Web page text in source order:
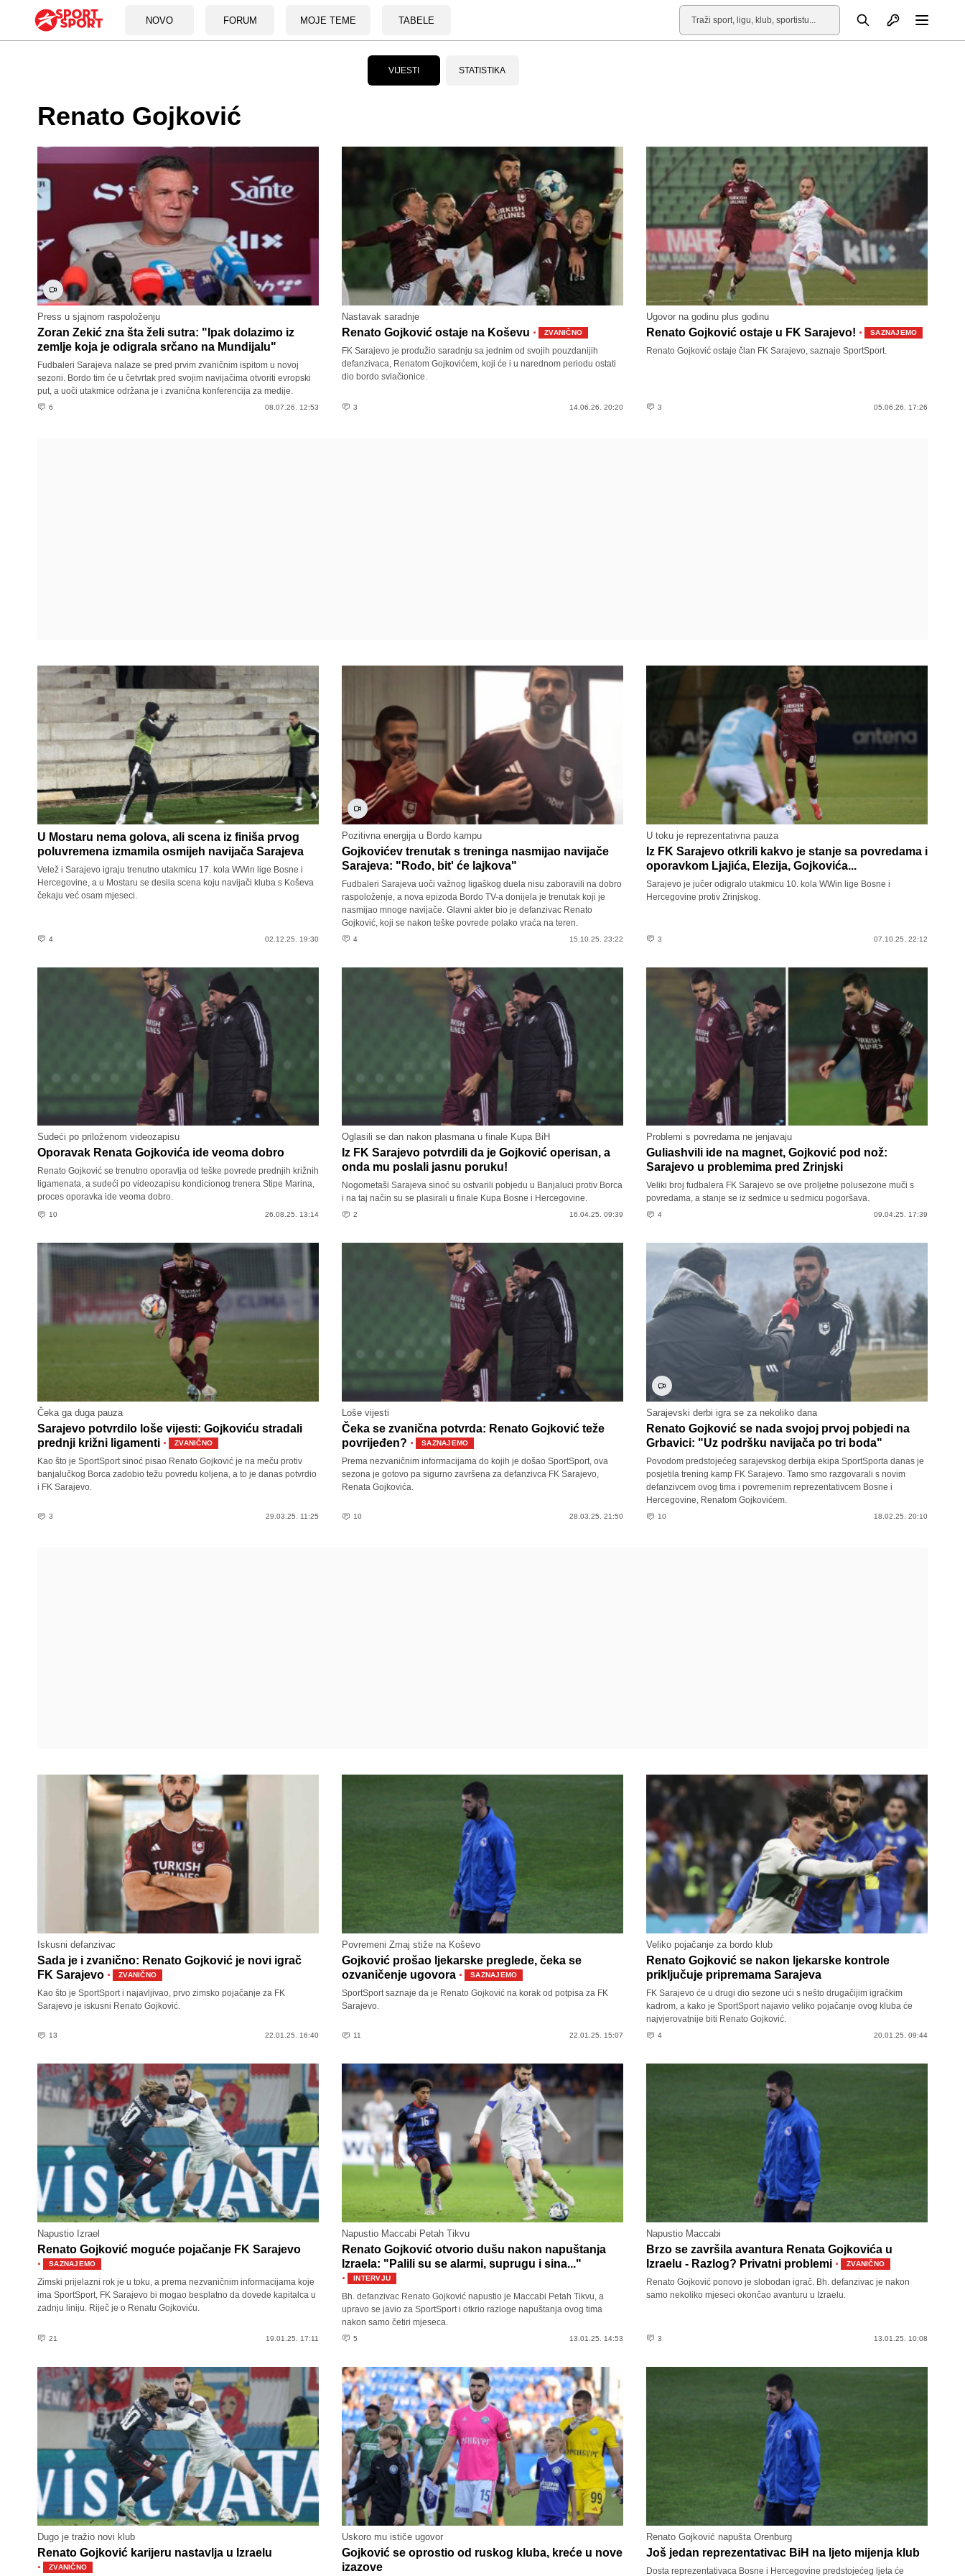
NOVO FORUM MOJE TEME TABELE
Pretraga Otvori profil
VIJESTI STATISTIKA
Renato Gojković
Press u sjajnom raspoloženju
Zoran Zekić zna šta želi sutra: "Ipak dolazimo iz
zemlje koja je odigrala srčano na Mundijalu"
Fudbaleri Sarajeva nalaze se pred prvim zvaničnim ispitom u novoj
sezoni. Bordo tim će u četvrtak pred svojim navijačima otvoriti evropski
put, a uoči utakmice održana je i zvanična konferencija za medije.
6 08.07.26. 12:53
Nastavak saradnje
Renato Gojković ostaje na Koševu · ZVANIČNO
FK Sarajevo je produžio saradnju sa jednim od svojih pouzdanijih
defanzivaca, Renatom Gojkovićem, koji će i u narednom periodu ostati
dio bordo svlačionice.
3 14.06.26. 20:20
Ugovor na godinu plus godinu
Renato Gojković ostaje u FK Sarajevo! · SAZNAJEMO
Renato Gojković ostaje član FK Sarajevo, saznaje SportSport.
3 05.06.26. 17:26
U Mostaru nema golova, ali scena iz finiša prvog
poluvremena izmamila osmijeh navijača Sarajeva
Velež i Sarajevo igraju trenutno utakmicu 17. kola WWin lige Bosne i
Hercegovine, a u Mostaru se desila scena koju navijači kluba s Koševa
čekaju već osam mjeseci.
4 02.12.25. 19:30
Pozitivna energija u Bordo kampu
Gojkovićev trenutak s treninga nasmijao navijače
Sarajeva: "Rođo, bit' će lajkova"
Fudbaleri Sarajeva uoči važnog ligaškog duela nisu zaboravili na dobro
raspoloženje, a nova epizoda Bordo TV-a donijela je trenutak koji je
nasmijao mnoge navijače. Glavni akter bio je defanzivac Renato
Gojković, koji se nakon teške povrede polako vraća na teren.
4 15.10.25. 23:22
U toku je reprezentativna pauza
Iz FK Sarajevo otkrili kakvo je stanje sa povredama i
oporavkom Ljajića, Elezija, Gojkovića...
Sarajevo je jučer odigralo utakmicu 10. kola WWin lige Bosne i
Hercegovine protiv Zrinjskog.
3 07.10.25. 22:12
Sudeći po priloženom videozapisu
Oporavak Renata Gojkovića ide veoma dobro
Renato Gojković se trenutno oporavlja od teške povrede prednjih križnih
ligamenata, a sudeći po videozapisu kondicionog trenera Stipe Marina,
proces oporavka ide veoma dobro.
10 26.08.25. 13:14
Oglasili se dan nakon plasmana u finale Kupa BiH
Iz FK Sarajevo potvrdili da je Gojković operisan, a
onda mu poslali jasnu poruku!
Nogometaši Sarajeva sinoć su ostvarili pobjedu u Banjaluci protiv Borca
i na taj način su se plasirali u finale Kupa Bosne i Hercegovine.
2 16.04.25. 09:39
Problemi s povredama ne jenjavaju
Guliashvili ide na magnet, Gojković pod nož:
Sarajevo u problemima pred Zrinjski
Veliki broj fudbalera FK Sarajevo se ove proljetne polusezone muči s
povredama, a stanje se iz sedmice u sedmicu pogoršava.
4 09.04.25. 17:39
Čeka ga duga pauza
Sarajevo potvrdilo loše vijesti: Gojkoviću stradali
prednji križni ligamenti · ZVANIČNO
Kao što je SportSport sinoć pisao Renato Gojković je na meču protiv
banjalučkog Borca zadobio težu povredu koljena, a to je danas potvrdio
i FK Sarajevo.
3 29.03.25. 11:25
Loše vijesti
Čeka se zvanična potvrda: Renato Gojković teže
povrijeđen? · SAZNAJEMO
Prema nezvaničnim informacijama do kojih je došao SportSport, ova
sezona je gotovo pa sigurno završena za defanzivca FK Sarajevo,
Renata Gojkovića.
10 28.03.25. 21:50
Sarajevski derbi igra se za nekoliko dana
Renato Gojković se nada svojoj prvoj pobjedi na
Grbavici: "Uz podršku navijača po tri boda"
Povodom predstojećeg sarajevskog derbija ekipa SportSporta danas je
posjetila trening kamp FK Sarajevo. Tamo smo razgovarali s novim
defanzivcem ovog tima i povremenim reprezentativcem Bosne i
Hercegovine, Renatom Gojkovićem.
10 18.02.25. 20:10
Iskusni defanzivac
Sada je i zvanično: Renato Gojković je novi igrač
FK Sarajevo · ZVANIČNO
Kao što je SportSport i najavljivao, prvo zimsko pojačanje za FK
Sarajevo je iskusni Renato Gojković.
13 22.01.25. 16:40
Povremeni Zmaj stiže na Koševo
Gojković prošao ljekarske preglede, čeka se
ozvaničenje ugovora · SAZNAJEMO
SportSport saznaje da je Renato Gojković na korak od potpisa za FK
Sarajevo.
11 22.01.25. 15:07
Veliko pojačanje za bordo klub
Renato Gojković se nakon ljekarske kontrole
priključuje pripremama Sarajeva
FK Sarajevo će u drugi dio sezone ući s nešto drugačijim igračkim
kadrom, a kako je SportSport najavio veliko pojačanje ovog kluba će
najvjerovatnije biti Renato Gojković.
4 20.01.25. 09:44
Napustio Izrael
Renato Gojković moguće pojačanje FK Sarajevo
· SAZNAJEMO
Zimski prijelazni rok je u toku, a prema nezvaničnim informacijama koje
ima SportSport, FK Sarajevo bi mogao besplatno da dovede kapitalca u
zadnju liniju. Riječ je o Renatu Gojkoviću.
21 19.01.25. 17:11
Napustio Maccabi Petah Tikvu
Renato Gojković otvorio dušu nakon napuštanja
Izraela: "Palili su se alarmi, suprugu i sina..."
· INTERVJU
Bh. defanzivac Renato Gojković napustio je Maccabi Petah Tikvu, a
upravo se javio za SportSport i otkrio razloge napuštanja ovog tima
nakon samo četiri mjeseca.
5 13.01.25. 14:53
Napustio Maccabi
Brzo se završila avantura Renata Gojkovića u
Izraelu - Razlog? Privatni problemi · ZVANIČNO
Renato Gojković ponovo je slobodan igrač. Bh. defanzivac je nakon
samo nekoliko mjeseci okončao avanturu u Izraelu.
3 13.01.25. 10:08
Dugo je tražio novi klub
Renato Gojković karijeru nastavlja u Izraelu
· ZVANIČNO
Uskoro mu ističe ugovor
Gojković se oprostio od ruskog kluba, kreće u nove
izazove
Renato Gojković napušta Orenburg
Još jedan reprezentativac BiH na ljeto mijenja klub
Dosta reprezentativaca Bosne i Hercegovine predstojećeg ljeta će